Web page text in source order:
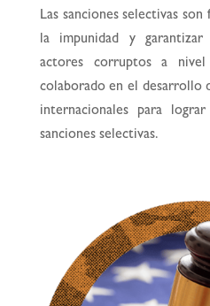
Las sanciones selectivas
la impunidad y garantizar
actores corruptos a nivel
colaborado en el desarrollo
internacionales para
sanciones selectivas.